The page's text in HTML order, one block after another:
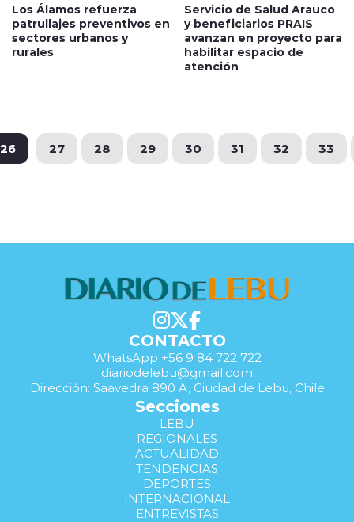
Los Álamos refuerza
patrullajes preventivos en
sectores urbanos y
rurales
Servicio de Salud Arauco
y beneficiarios PRAIS
avanzan en proyecto para
habilitar espacio de
atención
26 27 28 29 30 31 32 33
CONTACTO
WhatsApp +56 9 84 722 722
diariodelebu@gmail.com
Dirección: Saavedra 890 A, Ciudad de Lebu, Chile
Secciones
LEBU
REGIONALES
ACTUALIDAD
TENDENCIAS
DEPORTES
INTERNACIONAL
ENTREVISTAS